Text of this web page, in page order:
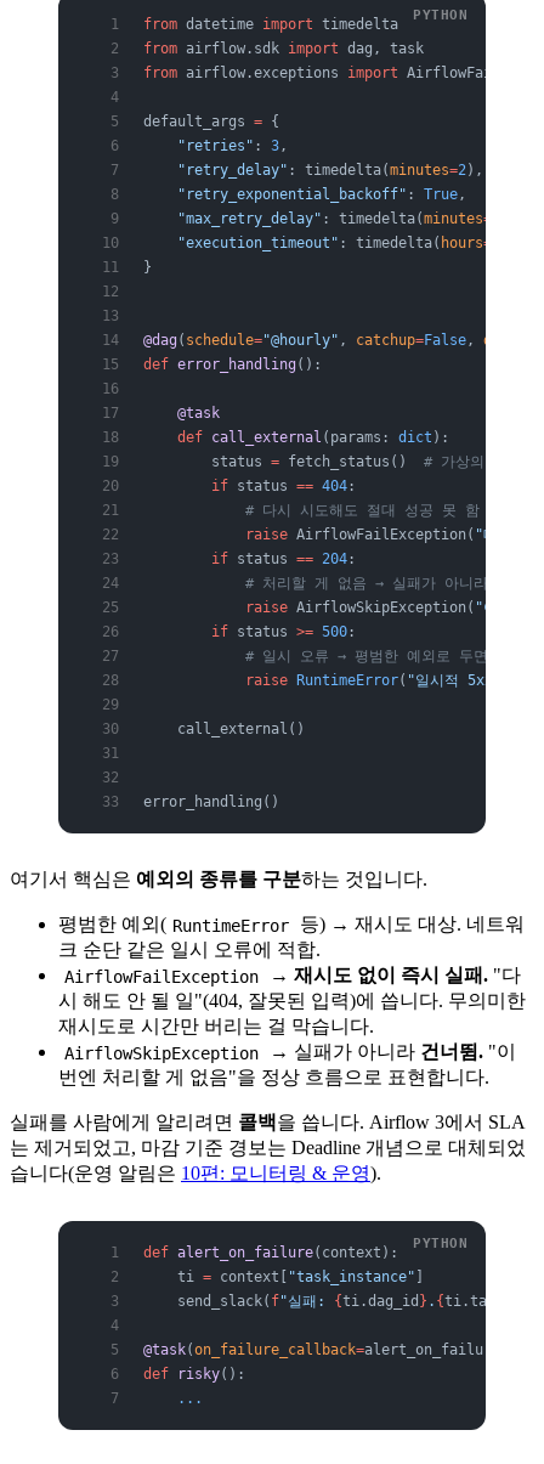
from datetime import timedelta
from airflow.sdk import dag, task
from airflow.exceptions import
default_args = {
    "retries"
: 3,
    "retry_delay"
: timedelta(minutes=2),
    "retry_exponential_backoff"
: True,
    "max_retry_delay"
: timedelta(minutes=
    "execution_timeout"
: timedelta( hours=
}
@dag ( schedule="@hourly" , catchup=False,
def error_handling ():
    @task
    def
call_external (params: dict ):
        status
= fetch_status() # 가상의 외부
        if
status == 404 :
# 다시 시도해도 절대 성공 못 함 → 재시
            raise
AirflowFailException( "대상 리
        if
status == 204 :
            # 처리할 게 없음 → 실패가 아니라 건너뜀
            raise
AirflowSkipException( "이번 구
        if
status >= 500 :
# 일시 오류 → 평범한 예외로 두면 재시도
            raise
RuntimeError( "일시적 5xx, 재시
    call_external()
error_handling()
여기서 핵심은 예외의 종류를 구분하는 것입니다.
평범한 예외( RuntimeError
등) → 재시도 대상. 네트워
크 순단 같은 일시 오류에 적합.
AirflowFailException →재시도 없이 즉시 실패. "다
시 해도 안 될 일"(404, 잘못된 입력)에 씁니다. 무의미한
재시도로 시간만 버리는 걸 막습니다.
AirflowSkipException → 실패가 아니라 건너뜀. "이
번엔 처리할 게 없음"을 정상 흐름으로 표현합니다.
실패를 사람에게 알리려면 콜백을 씁니다. Airflow 3에서 SLA
는 제거되었고, 마감 기준 경보는 Deadline 개념으로 대체되었
습니다(운영 알림은 10편: 모니터링 & 운영).
def alert_on_failure(context):
    ti
= context[ "task_instance"
    send_slack(
f"실패: {ti.dag_id } . {ti.task_id
@task(on_failure_callback=alert_on_failure,
def risky():
    ...